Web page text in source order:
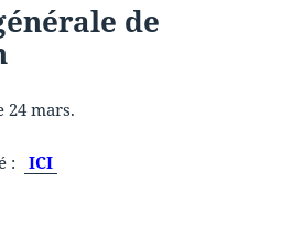
de
mars.
: ICI